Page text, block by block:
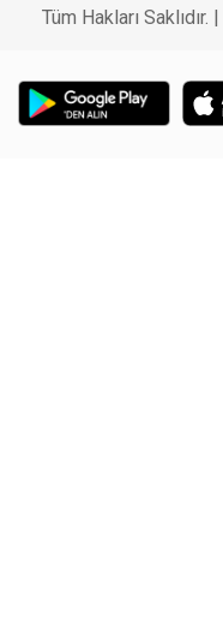
Tüm Hakları Saklıdır. |